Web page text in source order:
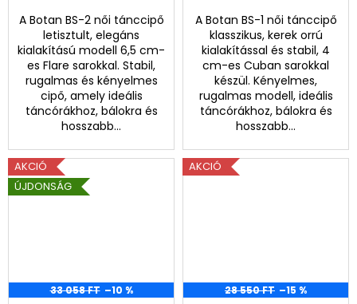
A Botan BS-2 női tánccipő
letisztult, elegáns
kialakítású modell 6,5 cm-
es Flare sarokkal. Stabil,
rugalmas és kényelmes
cipő, amely ideális
táncórákhoz, bálokra és
hosszabb...
A Botan BS-1 női tánccipő
klasszikus, kerek orrú
kialakítással és stabil, 4
cm-es Cuban sarokkal
készül. Kényelmes,
rugalmas modell, ideális
táncórákhoz, bálokra és
hosszabb...
AKCIÓ
ÚJDONSÁG
33 058 FT –10 %
AKCIÓ
28 550 FT –15 %